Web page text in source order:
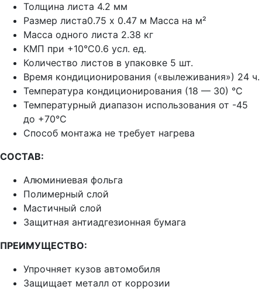
Толщина листа 4.2 мм
Размер листа0.75 x 0.47 м Масса на м²
Масса одного листа 2.38 кг
КМП при +10°C0.6 усл. ед.
Количество листов в упаковке 5 шт.
Время кондиционирования («вылеживания») 24 ч.
Температура кондиционирования (18 — 30) °C
Температурный диапазон использования от -45
до +70°C
Способ монтажа не требует нагрева
CОСТАВ:
Алюминиевая фольга
Полимерный слой
Мастичный слой
Защитная антиадгезионная бумага
ПРЕИМУЩЕСТВО:
Упрочняет кузов автомобиля
Защищает металл от коррозии